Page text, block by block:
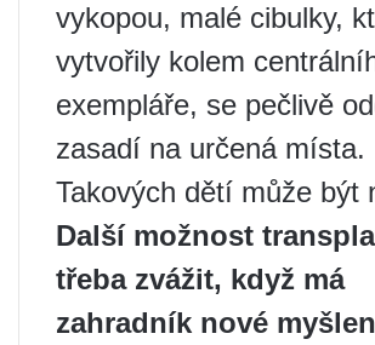
vykopou, malé cibulky,
vytvořily kolem
exempláře, se pečlivě
zasadí na určená místa.
Takových dětí může být
Další možnost
třeba zvážit, když má
zahradník nové